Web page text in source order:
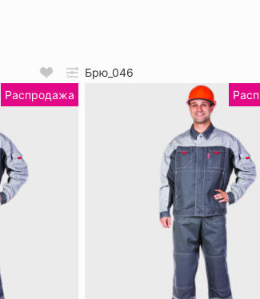
Распродажа
Брю_046